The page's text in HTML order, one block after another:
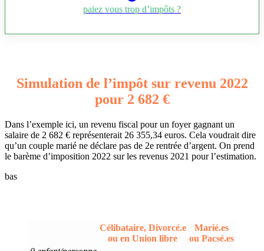
paiez vous trop d’impôts ?
Simulation de l’impôt sur revenu 2022
pour 2 682 €
Dans l’exemple ici, un revenu fiscal pour un foyer gagnant un
salaire de 2 682 € représenterait 26 355,34 euros. Cela voudrait dire
qu’un couple marié ne déclare pas de 2e rentrée d’argent. On prend
le barème d’imposition 2022 sur les revenus 2021 pour l’estimation.
bas
Célibataire, Divorcé.e
ou en Union libre
Marié.es
ou Pacsé.es